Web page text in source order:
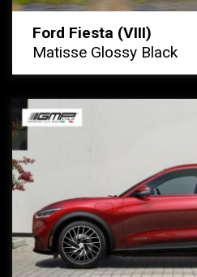
Ford Fiesta (VIII)
Matisse Glossy Black